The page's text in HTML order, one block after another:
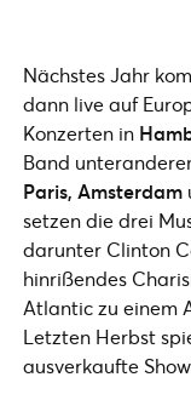
Nächstes Jahr
dann live auf
Konzerten in
Band
Paris, Amsterdam
setzen die drei
darunter Clinton
hinrißendes
Atlantic zu einem
Letzten Herbst
ausverkaufte